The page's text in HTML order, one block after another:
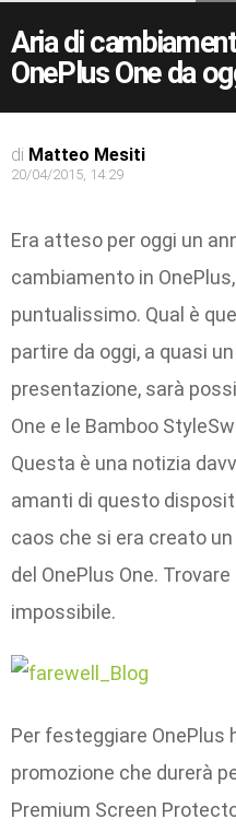
Aria di
OnePlus One da
di Matteo Mesiti
20/04/2015, 14:29
Era atteso per oggi un
cambiamento in
puntualissimo. Qual è
partire da oggi, a quasi
presentazione, sarà
One e le Bamboo
Questa è una notizia
amanti di questo
caos che si era creato
del OnePlus One.
impossibile.
Per festeggiare OnePlus
promozione che durerà
Premium Screen